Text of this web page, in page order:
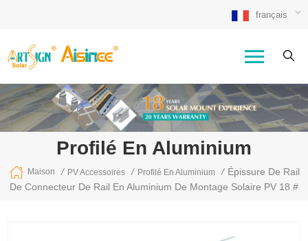
français
Profilé En Aluminium
Maison / PV Accessoires / Profilé En Aluminium / Épissure De Rail
De Connecteur De Rail En Aluminium De Montage Solaire PV 18 #